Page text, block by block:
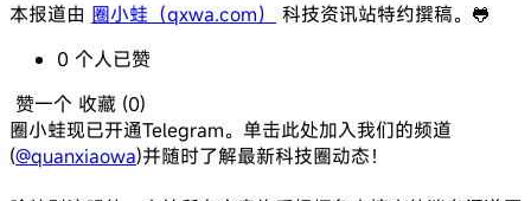
本报道由 圈小蛙（qxwa.com）
科技资讯站特约撰稿。🐸️
0 个人已赞
赞一个 收藏 (0)
圈小蛙现已开通Telegram。单击此处加入我们的频道
(@quanxiaowa)并随时了解最新科技圈动态！